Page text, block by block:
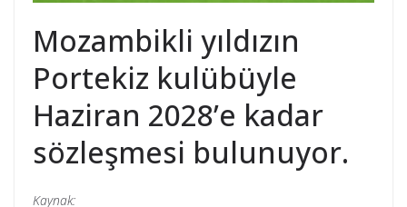
Mozambikli yıldızın
Portekiz kulübüyle
Haziran 2028’e kadar
sözleşmesi bulunuyor.
Kaynak: